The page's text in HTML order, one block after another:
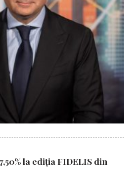
la ediția FIDELIS din